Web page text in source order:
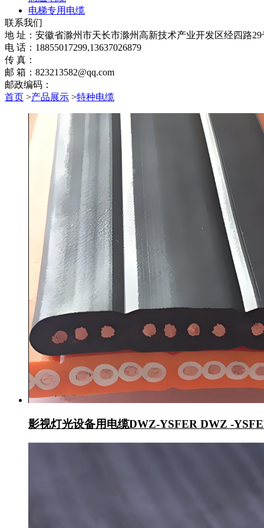
电梯专用电缆
联系我们
地 址：安徽省滁州市天长市滁州高新技术产业开发区经四路29
电 话：18855017299,13637026879
传 真：
邮 箱：823213582@qq.com
邮政编码：
首页 >产品展示 >特种电缆
影视灯光设备用电缆DWZ-YSFER DWZ -